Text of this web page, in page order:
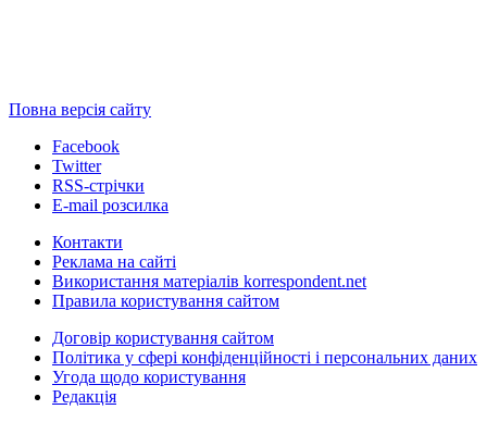
Повна версія сайту
Facebook
Twitter
RSS-стрічки
E-mail розсилка
Контакти
Реклама на сайті
Використання матеріалів korrespondent.net
Правила користування сайтом
Договір користування сайтом
Політика у сфері конфіденційності і персональних даних
Угода щодо користування
Редакція